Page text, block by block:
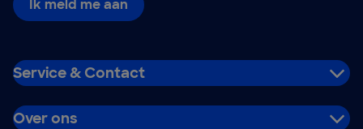
Ik meld me aan
Service & Contact
Over ons